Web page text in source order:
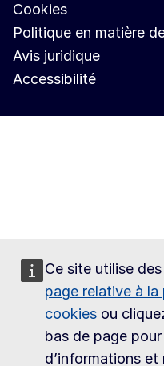
Ce site utilise
page relative à
cookies ou
bas de page
d’informations
Cookies
Politique en matière
Avis juridique
Accessibilité